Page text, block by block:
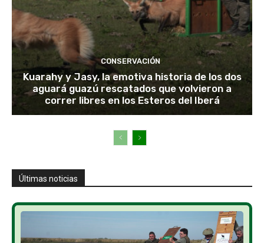
CONSERVACIÓN
Kuarahy y Jasy, la emotiva historia de los dos
aguará guazú rescatados que volvieron a
correr libres en los Esteros del Iberá
Últimas noticias